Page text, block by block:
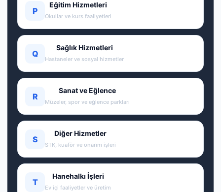
P
Eğitim Hizmetleri
Okullar ve kurs faaliyetleri
Q
Sağlık Hizmetleri
Hastaneler ve sosyal hizmetler
R
Sanat ve Eğlence
Müzeler, spor ve eğlence parkları
S
Diğer Hizmetler
STK, kuaför ve onarım işleri
T
Hanehalkı İşleri
Ev içi faaliyetler ve üretim